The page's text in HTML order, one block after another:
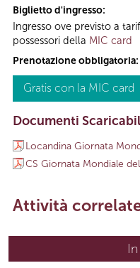
Biglietto d'ingresso:
Ingresso ove previsto a
possessori della MIC card
Prenotazione obbligatoria:
Gratis con la MIC card
Documenti
Locandina Giornata
CS Giornata Mondiale
Attività